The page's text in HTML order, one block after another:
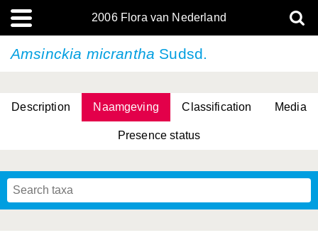
2006 Flora van Nederland
Amsinckia micrantha Sudsd.
Description Naamgeving Classification Media
Presence status